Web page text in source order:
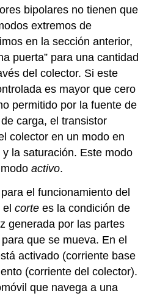
bipolares no tienen que
extremos de
en la sección anterior,
puerta” para una cantidad
del colector. Si este
es mayor que cero
permitido por la fuente de
carga, el transistor
colector en un modo en
la saturación. Este modo
modoactivo.
el funcionamiento del
elcorte es la condición de
generada por las partes
que se mueva. En el
activado (corriente base
(corriente del colector).
que navega a una